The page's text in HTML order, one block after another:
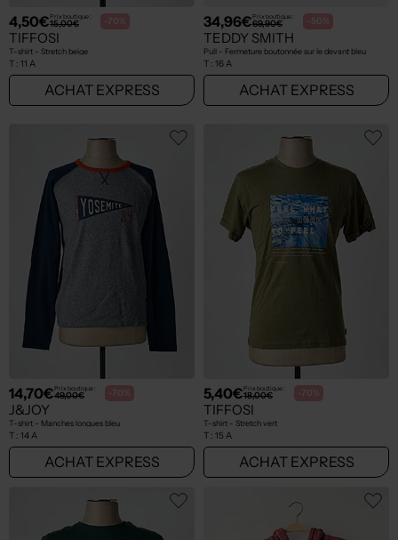
4,50€Prix boutique :
15,00€ -70%
TIFFOSI
T-shirt - Stretch beige
T : 11 A
ACHAT EXPRESS
34,96€Prix boutique :
69,90€ -50%
TEDDY SMITH
Pull - Fermeture boutonnée sur le devant bleu
T : 16 A
ACHAT EXPRESS
14,70€Prix boutique :
49,00€ -70%
J&JOY
T-shirt - Manches longues bleu
T : 14 A
ACHAT EXPRESS
5,40€Prix boutique :
18,00€ -70%
TIFFOSI
T-shirt - Stretch vert
T : 15 A
ACHAT EXPRESS